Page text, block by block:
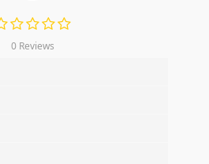
0 Reviews